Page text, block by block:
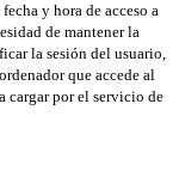
y hora de acceso a
de mantener la
la sesión del usuario,
que accede al
cargar por el servicio de